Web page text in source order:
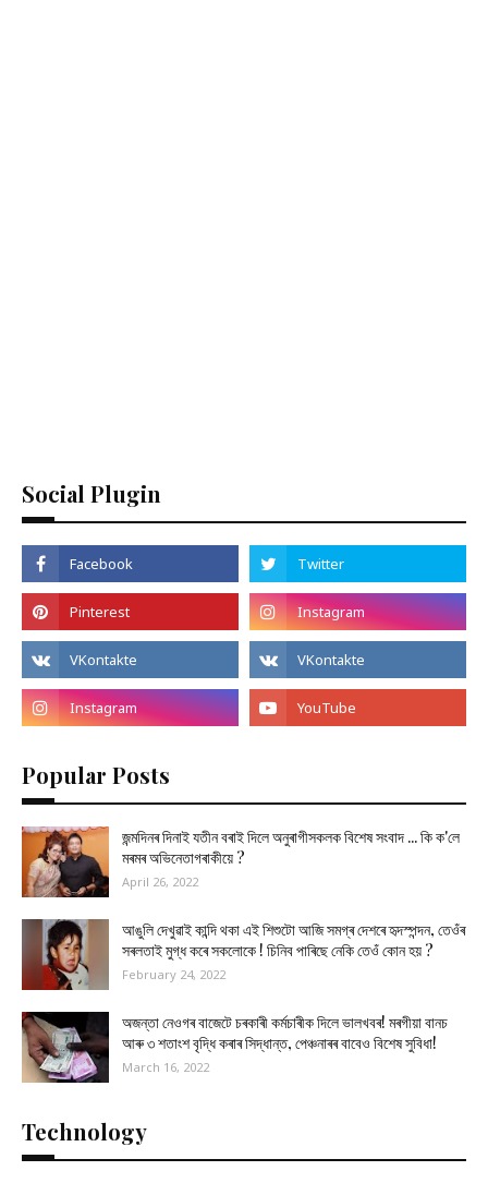
Social Plugin
Popular Posts
জন্মদিনৰ দিনাই যতীন বৰাই দিলে অনুৰাগীসকলক বিশেষ সংবাদ ... কি ক'লে
মৰমৰ অভিনেতাগৰাকীয়ে ?
April 26, 2022
আঙুলি দেখুৱাই কান্দি থকা এই শিশুটো আজি সমগ্ৰ দেশৰে হৃদস্পন্দন, তেওঁৰ
সৰলতাই মুগ্ধ কৰে সকলোকে ! চিনিব পাৰিছে নেকি তেওঁ কোন হয় ?
February 24, 2022
অজন্তা নেওগৰ বাজেটে চৰকাৰী কৰ্মচাৰীক দিলে ভালখবৰ! মৰগীয়া বানচ
আৰু ৩ শতাংশ বৃদ্ধি কৰাৰ সিদ্ধান্ত, পেঞ্চনাৰৰ বাবেও বিশেষ সুবিধা!
March 16, 2022
Technology